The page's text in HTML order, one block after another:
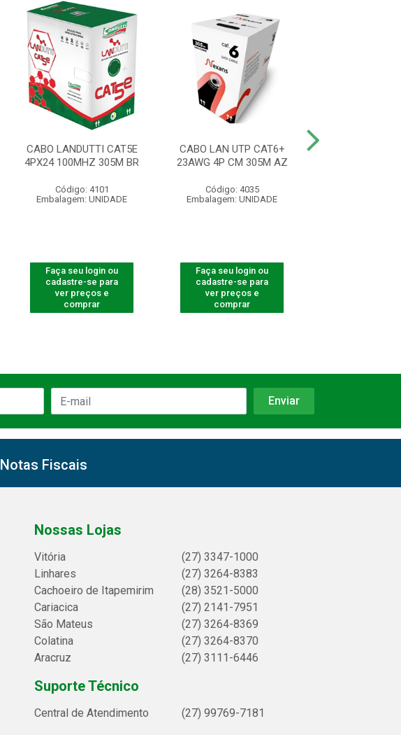
CABO LANDUTTI CAT5E
4PX24 100MHZ 305M BR
Código: 4101
Embalagem: UNIDADE
Faça seu login ou
cadastre-se para
ver preços e
comprar
CABO LAN UTP CAT6+
23AWG 4P CM 305M AZ
Código: 4035
Embalagem: UNIDADE
Faça seu login ou
cadastre-se para
ver preços e
comprar
Notas Fiscais
Nossas Lojas
Vitória
(27) 3347-1000
Linhares
(27) 3264-8383
Cachoeiro de Itapemirim
(28) 3521-5000
Cariacica
(27) 2141-7951
São Mateus
(27) 3264-8369
Colatina
(27) 3264-8370
Aracruz
(27) 3111-6446
Suporte Técnico
Central de Atendimento (27) 99769-7181